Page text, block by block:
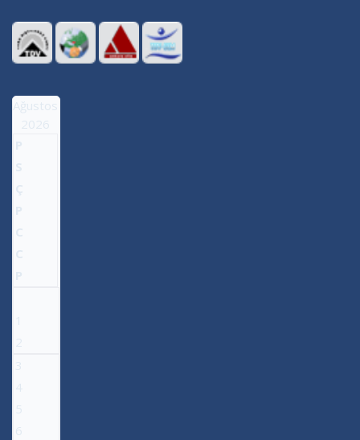
Ağustos
2026
P
S
Ç
P
C
C
P
1
2
3
4
5
6